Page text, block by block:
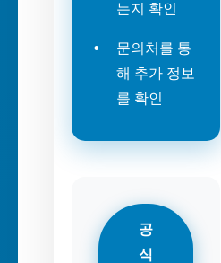
는지 확인
문의처를 통
해 추가 정보
를 확인
공
식